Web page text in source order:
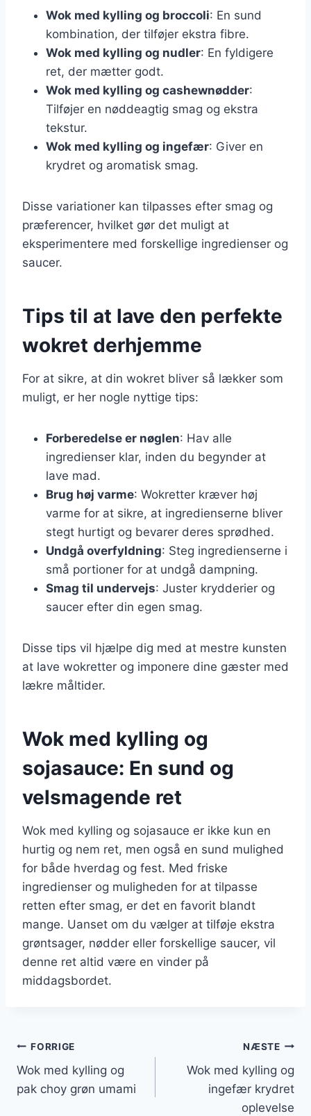
Wok med kylling og broccoli: En sund
kombination, der tilføjer ekstra fibre.
Wok med kylling og nudler: En fyldigere
ret, der mætter godt.
Wok med kylling og cashewnødder:
Tilføjer en nøddeagtig smag og ekstra
tekstur.
Wok med kylling og ingefær: Giver en
krydret og aromatisk smag.
Disse variationer kan tilpasses efter smag og
præferencer, hvilket gør det muligt at
eksperimentere med forskellige ingredienser og
saucer.
Tips til at lave den perfekte
wokret derhjemme
For at sikre, at din wokret bliver så lækker som
muligt, er her nogle nyttige tips:
Forberedelse er nøglen: Hav alle
ingredienser klar, inden du begynder at
lave mad.
Brug høj varme: Wokretter kræver høj
varme for at sikre, at ingredienserne bliver
stegt hurtigt og bevarer deres sprødhed.
Undgå overfyldning: Steg ingredienserne i
små portioner for at undgå dampning.
Smag til undervejs: Juster krydderier og
saucer efter din egen smag.
Disse tips vil hjælpe dig med at mestre kunsten
at lave wokretter og imponere dine gæster med
lækre måltider.
Wok med kylling og
sojasauce: En sund og
velsmagende ret
Wok med kylling og sojasauce er ikke kun en
hurtig og nem ret, men også en sund mulighed
for både hverdag og fest. Med friske
ingredienser og muligheden for at tilpasse
retten efter smag, er det en favorit blandt
mange. Uanset om du vælger at tilføje ekstra
grøntsager, nødder eller forskellige saucer, vil
denne ret altid være en vinder på
middagsbordet.
Indlægsnavigation
FORRIGE
Wok med kylling og
pak choy grøn umami
NÆSTE
Wok med kylling og
ingefær krydret
oplevelse